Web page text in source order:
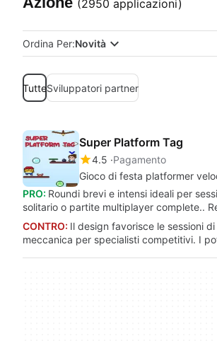
(2950 applicazioni)
Ordina Per:Novità
TutteSviluppatori partner
Super Platform Tag
4.5 Pagamento
Gioco di festa platformer
PRO: Roundi brevi e intensi ideali per
solitario o partite multiplayer complete..
CONTRO: Il design favorisce le sessioni
meccanica per specialisti competitivi. I